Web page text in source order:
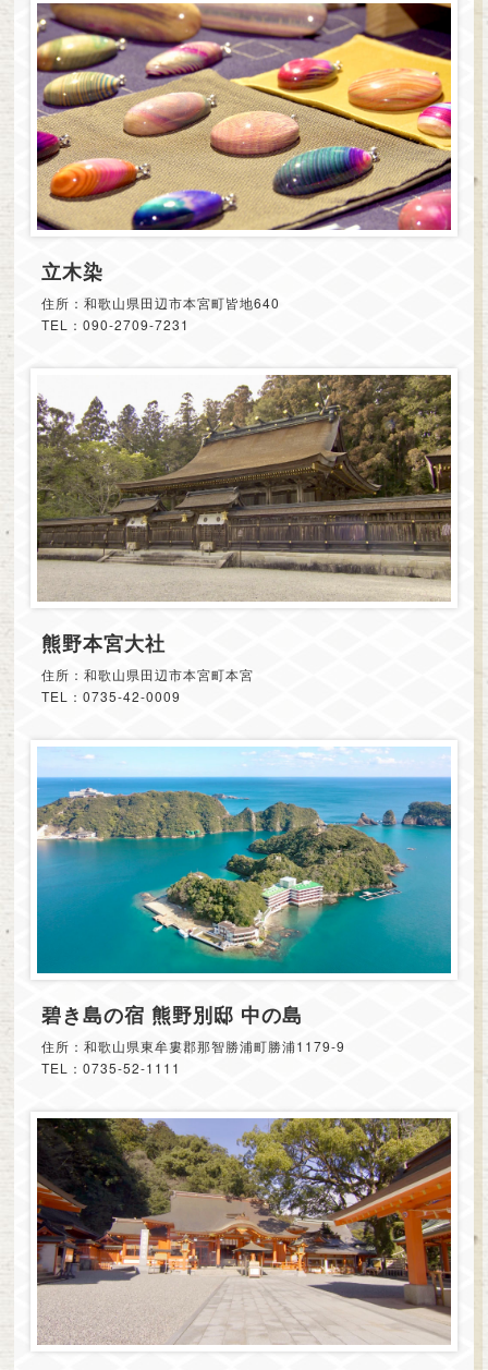
立木染
住所：和歌山県田辺市本宮町皆地640
TEL：090-2709-7231
熊野本宮大社
住所：和歌山県田辺市本宮町本宮
TEL：0735-42-0009
碧き島の宿 熊野別邸 中の島
住所：和歌山県東牟婁郡那智勝浦町勝浦1179-9
TEL：0735-52-1111